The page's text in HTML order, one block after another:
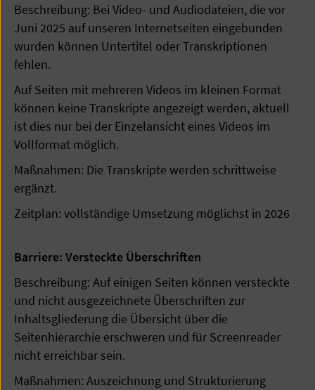
Beschreibung: Bei Video- und Audiodateien, die vor
Juni 2025 auf unseren Internetseiten eingebunden
wurden können Untertitel oder Transkriptionen
fehlen.
Auf Seiten mit mehreren Videos im kleinen Format
können keine Transkripte angezeigt werden, aktuell
ist dies nur bei der Einzelansicht eines Videos im
Vollformat möglich.
Maßnahmen: Die Transkripte werden schrittweise
ergänzt.
Zeitplan: vollständige Umsetzung möglichst in 2026
Barriere: Versteckte Überschriften
Beschreibung: Auf einigen Seiten können versteckte
und nicht ausgezeichnete Überschriften zur
Inhaltsgliederung die Übersicht über die
Seitenhierarchie erschweren und für Screenreader
nicht erreichbar sein.
Maßnahmen: Auszeichnung und Strukturierung